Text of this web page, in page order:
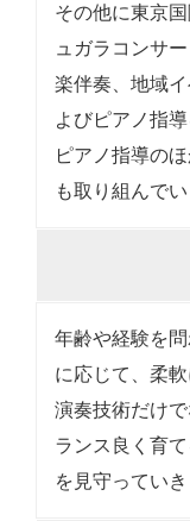
その他に東京
ュガラコンサ
楽伴奏、地域
よびピアノ指
ピアノ指導の
も取り組んでい
年齢や経験を
に応じて、柔
演奏技術だけ
ランス良く育
を見守っていき